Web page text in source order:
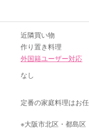
近隣買い物
作り置き料理
外国籍ユーザー対応
なし
定番の家庭料理はお
※大阪市北区・都島区